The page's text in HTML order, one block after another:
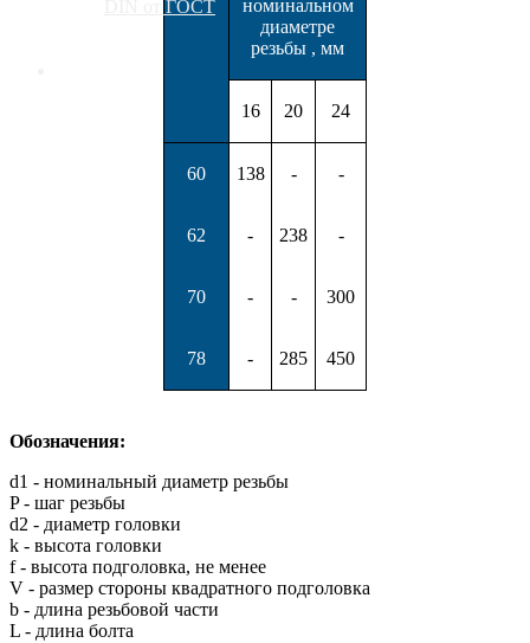
DIN от ГОСТ
номинальном
диаметре
резьбы , мм
16 20 24
60 138 - -
62 - 238 -
70 - - 300
78 - 285 450
Обозначения:
d1 - номинальный диаметр резьбы
P - шаг резьбы
d2 - диаметр головки
k - высота головки
f - высота подголовка, не менее
V - размер стороны квадратного подголовка
b - длина резьбовой части
L - длина болта